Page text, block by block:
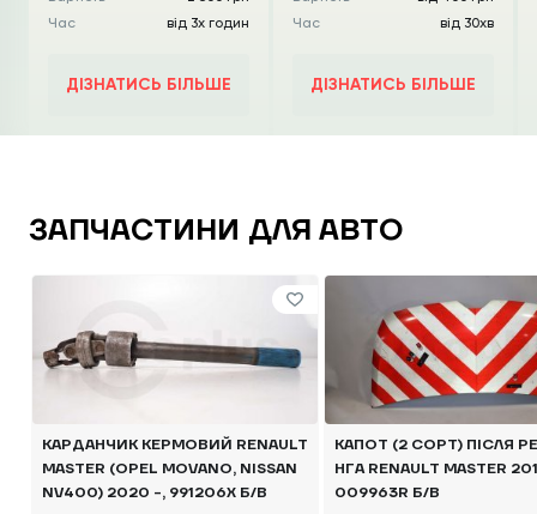
Час
від 3х годин
ДІЗНАТИСЬ БІЛЬШЕ
Час
від 30хв
ДІЗНАТИСЬ БІЛЬШЕ
ЗАПЧАСТИНИ ДЛЯ АВТО
КАРДАНЧИК КЕРМОВИЙ RENAULT
MASTER (OPEL MOVANO, NISSAN
NV400) 2020 -, 991206X Б/В
КАПОТ (2 СОРТ) ПІСЛЯ
НГА RENAULT MASTER
009963R Б/В